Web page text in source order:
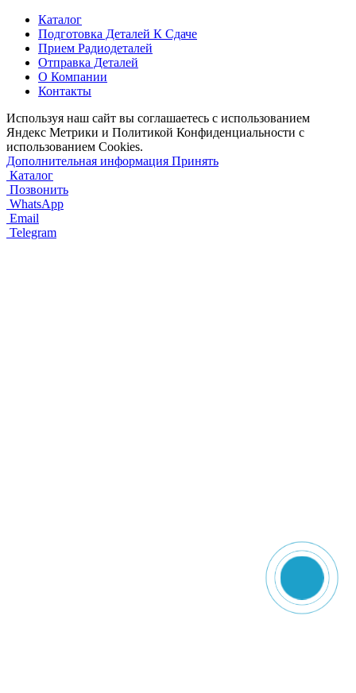
Каталог
Подготовка Деталей К Сдаче
Прием Радиодеталей
Отправка Деталей
О Компании
Контакты
Используя наш сайт вы соглашаетесь с использованием
Яндекс Метрики и Политикой Конфиденциальности с
использованием Cookies.
Дополнительная информация Принять
Каталог
Позвонить
WhatsApp
Email
Telegram